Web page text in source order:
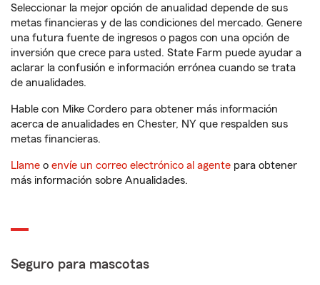
Seleccionar la mejor opción de anualidad depende de sus
metas financieras y de las condiciones del mercado. Genere
una futura fuente de ingresos o pagos con una opción de
inversión que crece para usted. State Farm puede ayudar a
aclarar la confusión e información errónea cuando se trata
de anualidades.
Hable con Mike Cordero para obtener más información
acerca de anualidades en Chester, NY que respalden sus
metas financieras.
Llame o envíe un correo electrónico al agente para obtener
más información sobre Anualidades.
Seguro para mascotas